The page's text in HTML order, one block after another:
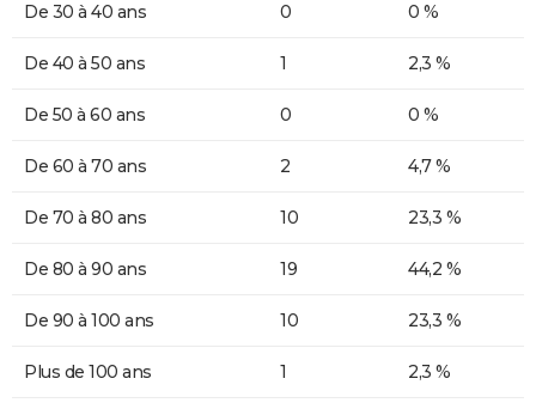
De 30 à 40 ans 0 0 %
De 40 à 50 ans 1 2,3 %
De 50 à 60 ans 0 0 %
De 60 à 70 ans 2 4,7 %
De 70 à 80 ans 10 23,3 %
De 80 à 90 ans 19 44,2 %
De 90 à 100 ans 10 23,3 %
Plus de 100 ans 1 2,3 %